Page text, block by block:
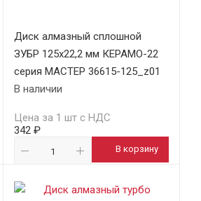
Диск алмазный сплошной
ЗУБР 125х22,2 мм КЕРАМО-22
серия МАСТЕР 36615-125_z01
В наличии
Цена за 1 шт с НДС
342 ₽
В корзину